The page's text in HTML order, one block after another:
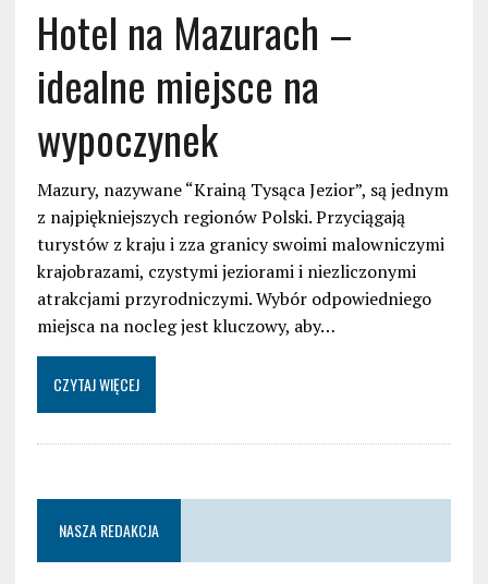
Hotel na Mazurach –
idealne miejsce na
wypoczynek
Mazury, nazywane “Krainą Tysąca Jezior”, są jednym
z najpiękniejszych regionów Polski. Przyciągają
turystów z kraju i zza granicy swoimi malowniczymi
krajobrazami, czystymi jeziorami i niezliczonymi
atrakcjami przyrodniczymi. Wybór odpowiedniego
miejsca na nocleg jest kluczowy, aby…
CZYTAJ WIĘCEJ
NASZA REDAKCJA